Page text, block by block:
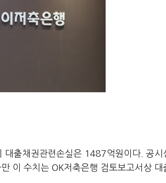
대출채권관련손실은 1487억원이다. 공시
이 수치는 OK저축은행 검토보고서상 대